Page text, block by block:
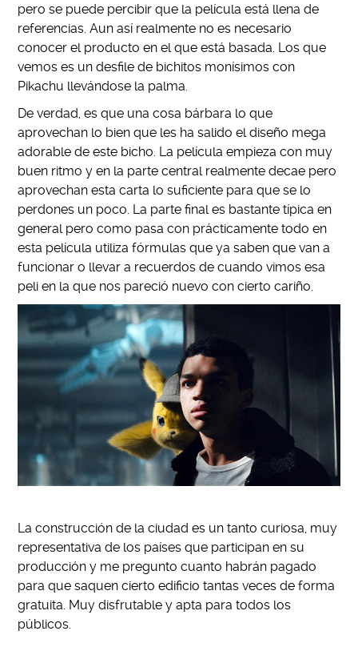
pero se puede percibir que la película está llena de
referencias. Aun así realmente no es necesario
conocer el producto en el que está basada. Los que
vemos es un desfile de bichitos monísimos con
Pikachu llevándose la palma.
De verdad, es que una cosa bárbara lo que
aprovechan lo bien que les ha salido el diseño mega
adorable de este bicho. La película empieza con muy
buen ritmo y en la parte central realmente decae pero
aprovechan esta carta lo suficiente para que se lo
perdones un poco. La parte final es bastante típica en
general pero como pasa con prácticamente todo en
esta película utiliza fórmulas que ya saben que van a
funcionar o llevar a recuerdos de cuando vimos esa
peli en la que nos pareció nuevo con cierto cariño.
La construcción de la ciudad es un tanto curiosa, muy
representativa de los países que participan en su
producción y me pregunto cuanto habrán pagado
para que saquen cierto edificio tantas veces de forma
gratuita. Muy disfrutable y apta para todos los
públicos.